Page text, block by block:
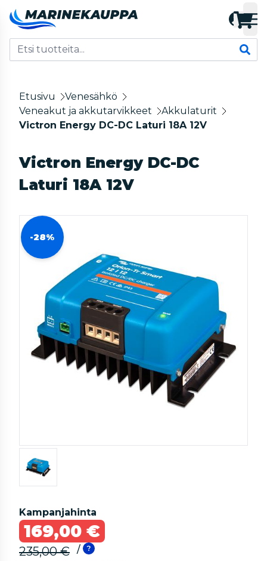
Etusivu
Venesähkö
Veneakut ja akkutarvikkeet
Akkulaturit
Victron Energy DC-DC Laturi 18A 12V
Victron Energy DC-DC
Laturi 18A 12V
-28%
Kampanjahinta
169,00 €
235,00 €
/